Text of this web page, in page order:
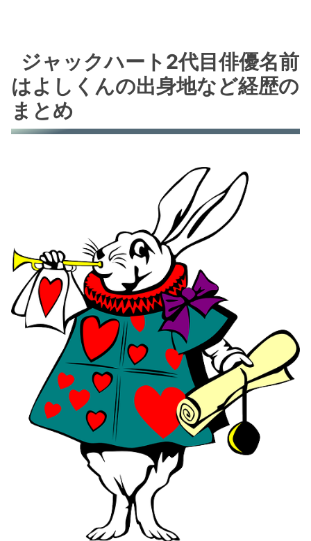
ジャックハート2代目俳優名前
はよしくんの出身地など経歴の
まとめ